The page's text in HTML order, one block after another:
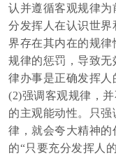
认并遵循客观规律
分发挥人在认识世
界存在其内在的规
规律的惩罚，导致
律办事是正确发挥人
(2)强调客观规律，
的主观能动性。只
律，就会夸大精神
的“只要充分发挥人